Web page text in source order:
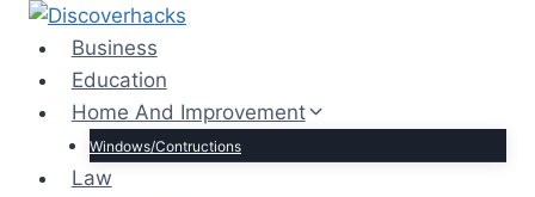
Skip
content
Business
Education
Home And Improvement
Windows/Contructions
Law